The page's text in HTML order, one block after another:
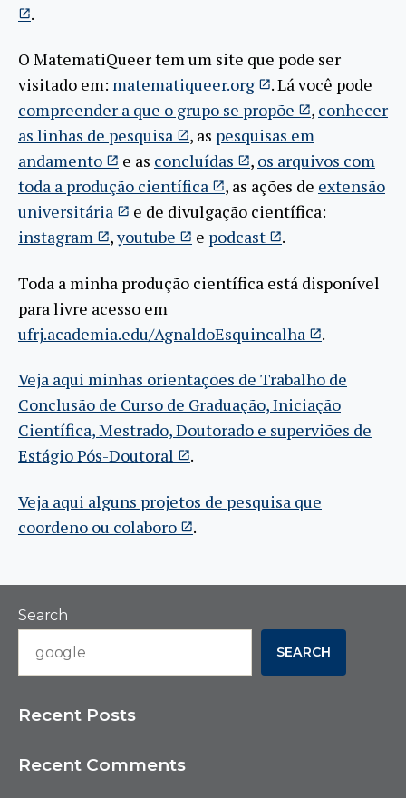
.
O MatematiQueer tem um site que pode ser
visitado em: matematiqueer.org
. Lá você pode
compreender a que o grupo se propõe
, conhecer
as linhas de pesquisa
, as pesquisas em
andamento
e as concluídas , os arquivos com
toda a produção científica
, as ações de extensão
universitária
e de divulgação científica:
instagram
,youtube e podcast .
Toda a minha produção científica está disponível
para livre acesso em
ufrj.academia.edu/AgnaldoEsquincalha
.
Veja aqui minhas orientações de Trabalho de
Conclusão de Curso de Graduação, Iniciação
Científica, Mestrado, Doutorado e superviões de
Estágio Pós-Doutoral
.
Veja aqui alguns projetos de pesquisa que
coordeno ou colaboro
.
Search
SEARCH
Recent Posts
Recent Comments